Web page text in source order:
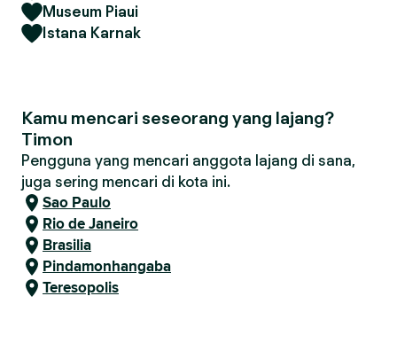
Museum Piaui
Istana Karnak
Kamu mencari seseorang yang lajang?
Timon
Pengguna yang mencari anggota lajang di sana,
juga sering mencari di kota ini.
Sao Paulo
Rio de Janeiro
Brasilia
Pindamonhangaba
Teresopolis